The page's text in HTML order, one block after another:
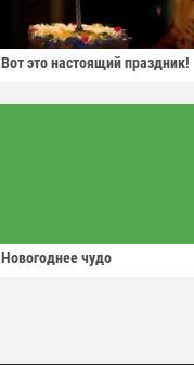
Вот это настоящий праздник!
Новогоднее чудо